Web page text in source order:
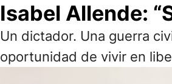
Isabel Allende:
Un dictador. Una guerra
oportunidad de vivir en